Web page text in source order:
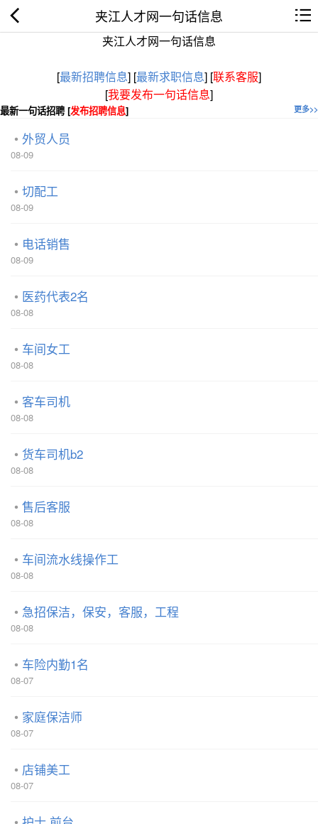
夹江人才网一句话信息
夹江人才网一句话信息
[最新招聘信息] [最新求职信息] [联系客服]
[我要发布一句话信息]
更多>>
最新一句话招聘 [发布招聘信息]
外贸人员
08-09
切配工
08-09
电话销售
08-09
医药代表2名
08-08
车间女工
08-08
客车司机
08-08
货车司机b2
08-08
售后客服
08-08
车间流水线操作工
08-08
急招保洁，保安，客服，工程
08-08
车险内勤1名
08-07
家庭保洁师
08-07
店铺美工
08-07